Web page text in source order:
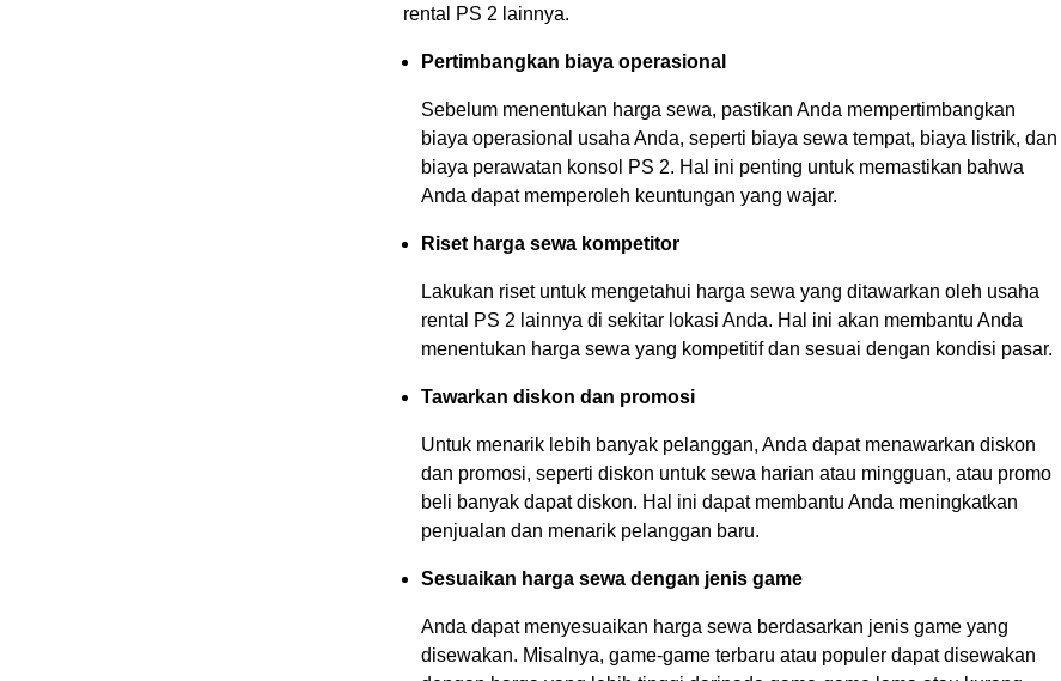
rental PS 2 lainnya.
Pertimbangkan biaya operasional
Sebelum menentukan harga sewa, pastikan Anda mempertimbangkan
biaya operasional usaha Anda, seperti biaya sewa tempat, biaya listrik, dan
biaya perawatan konsol PS 2. Hal ini penting untuk memastikan bahwa
Anda dapat memperoleh keuntungan yang wajar.
Riset harga sewa kompetitor
Lakukan riset untuk mengetahui harga sewa yang ditawarkan oleh usaha
rental PS 2 lainnya di sekitar lokasi Anda. Hal ini akan membantu Anda
menentukan harga sewa yang kompetitif dan sesuai dengan kondisi pasar.
Tawarkan diskon dan promosi
Untuk menarik lebih banyak pelanggan, Anda dapat menawarkan diskon
dan promosi, seperti diskon untuk sewa harian atau mingguan, atau promo
beli banyak dapat diskon. Hal ini dapat membantu Anda meningkatkan
penjualan dan menarik pelanggan baru.
Sesuaikan harga sewa dengan jenis game
Anda dapat menyesuaikan harga sewa berdasarkan jenis game yang
disewakan. Misalnya, game-game terbaru atau populer dapat disewakan